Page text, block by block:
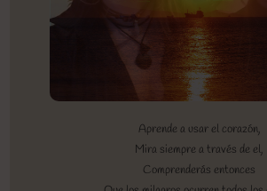
Aprende a usar el corazón,
Mira siempre a través de el,
Comprenderás entonces